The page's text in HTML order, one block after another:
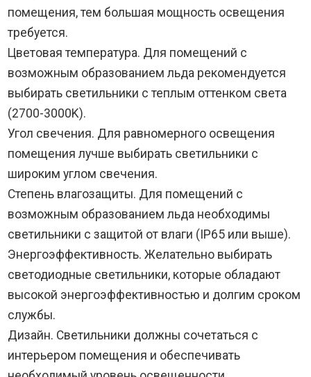
помещения, тем большая мощность освещения
требуется.
Цветовая температура. Для помещений с
возможным образованием льда рекомендуется
выбирать светильники с теплым оттенком света
(2700-3000K).
Угол свечения. Для равномерного освещения
помещения лучше выбирать светильники с
широким углом свечения.
Степень влагозащиты. Для помещений с
возможным образованием льда необходимы
светильники с защитой от влаги (IP65 или выше).
Энергоэффективность. Желательно выбирать
светодиодные светильники, которые обладают
высокой энергоэффективностью и долгим сроком
службы.
Дизайн. Светильники должны сочетаться с
интерьером помещения и обеспечивать